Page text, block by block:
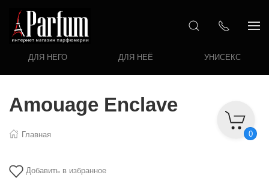
ДЛЯ НЕГО ДЛЯ НЕЁ УНИСЕКС
0
Amouage Enclave
Главная
Добавить в избранное